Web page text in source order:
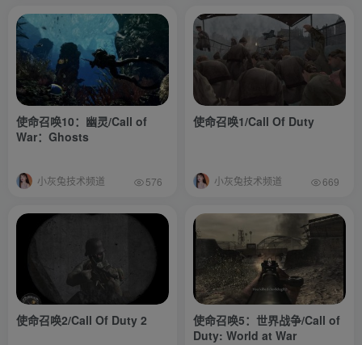
使命召唤10：幽灵/Call of
War：Ghosts
小灰兔技术频道 576
使命召唤1/Call Of Duty
小灰兔技术频道 669
使命召唤2/Call Of Duty 2
使命召唤5：世界战争/Call of
Duty: World at War